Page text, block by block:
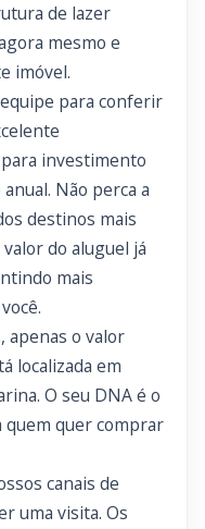
de lazer
mesmo e
imóvel.
para conferir
investimento
Não perca a
destinos mais
do aluguel já
mais
apenas o valor
localizada em
O seu DNA é o
quer comprar
canais de
uma visita. Os